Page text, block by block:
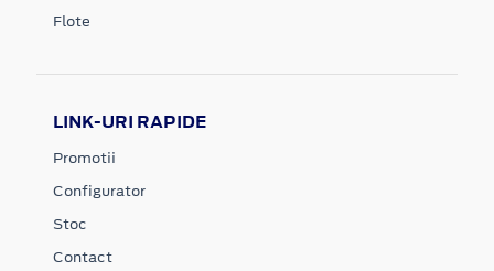
Flote
LINK-URI RAPIDE
Promotii
Configurator
Stoc
Contact